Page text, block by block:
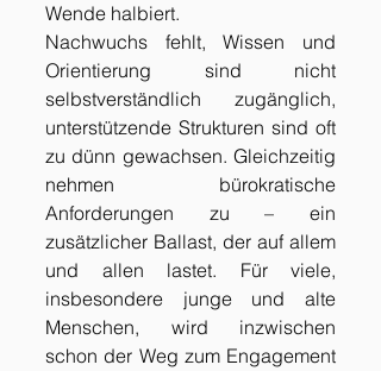
Wende halbiert.
Nachwuchs fehlt, Wissen und
Orientierung sind nicht
selbstverständlich zugänglich,
unterstützende Strukturen sind oft
zu dünn gewachsen. Gleichzeitig
nehmen bürokratische
Anforderungen zu – ein
zusätzlicher Ballast, der auf allem
und allen lastet. Für viele,
insbesondere junge und alte
Menschen, wird inzwischen
schon der Weg zum Engagement